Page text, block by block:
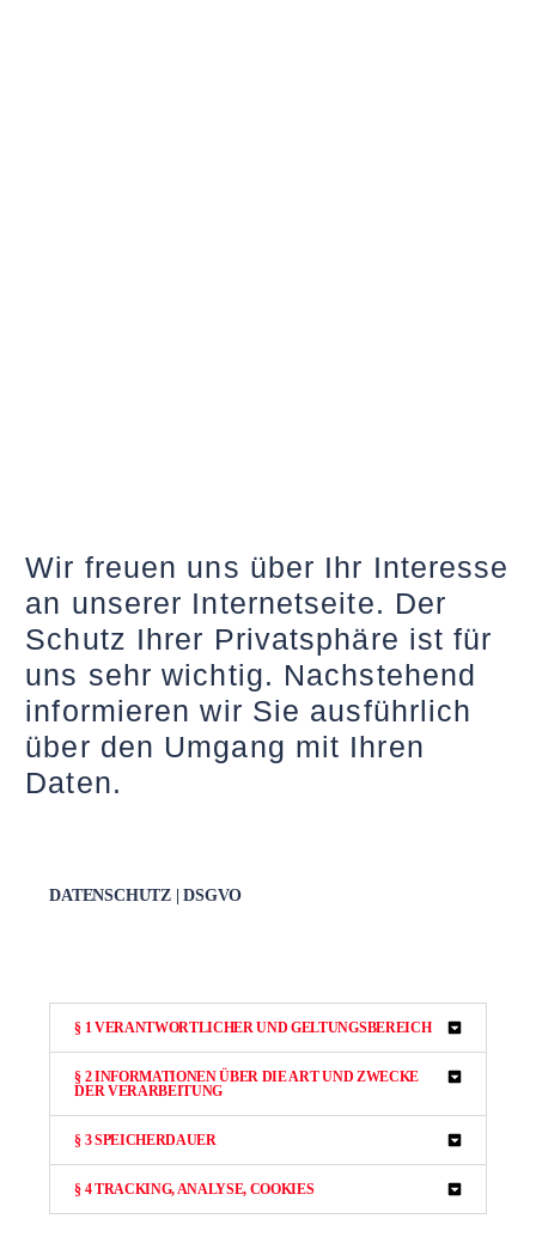
Wir freuen uns über Ihr Interesse
an unserer Internetseite. Der
Schutz Ihrer Privatsphäre ist für
uns sehr wichtig. Nachstehend
informieren wir Sie ausführlich
über den Umgang mit Ihren
Daten.
DATENSCHUTZ | DSGVO
§ 1 VERANTWORTLICHER UND GELTUNGSBEREICH
§ 2 INFORMATIONEN ÜBER DIE ART UND ZWECKE
DER VERARBEITUNG
§ 3 SPEICHERDAUER
§ 4 TRACKING, ANALYSE, COOKIES